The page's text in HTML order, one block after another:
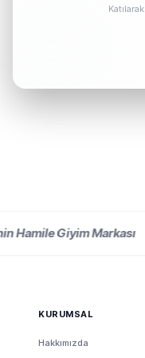
Giyim Markası
KURUMSAL
Hakkımızda
Katılarak